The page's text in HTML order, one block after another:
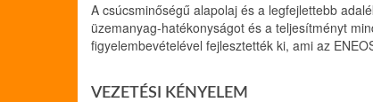
A csúcsminőségű alapolaj és a legfejlettebb
üzemanyag-hatékonyságot és a teljesítményt
figyelembevételével fejlesztették ki, ami az
VEZETÉSI KÉNYELEM